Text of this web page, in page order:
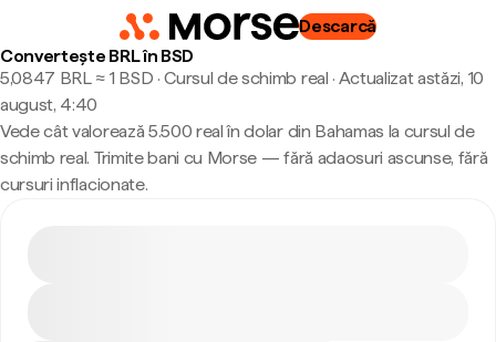
Descarcă
Convertește BRL în BSD
5,0847 BRL ≈ 1 BSD · Cursul de schimb real · Actualizat astăzi, 10
august, 4:40
Vede cât valorează 5.500 real în dolar din Bahamas la cursul de
schimb real. Trimite bani cu Morse — fără adaosuri ascunse, fără
cursuri inflacionate.